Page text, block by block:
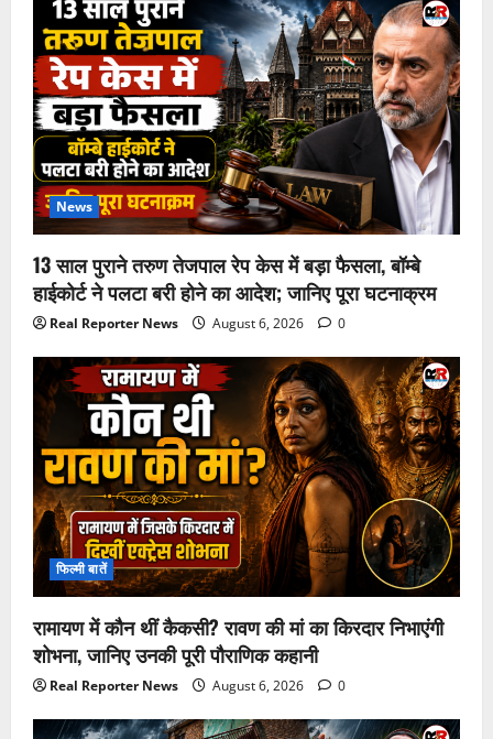
News
13 साल पुराने तरुण तेजपाल रेप केस में बड़ा फैसला, बॉम्बे
हाईकोर्ट ने पलटा बरी होने का आदेश; जानिए पूरा घटनाक्रम
Real Reporter News August 6, 2026 0
फिल्मी बातें
रामायण में कौन थीं कैकसी? रावण की मां का किरदार निभाएंगी
शोभना, जानिए उनकी पूरी पौराणिक कहानी
Real Reporter News August 6, 2026 0